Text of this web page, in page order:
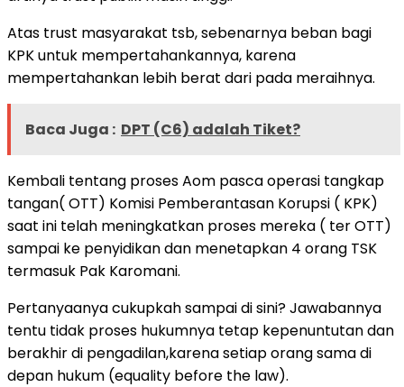
Atas trust masyarakat tsb, sebenarnya beban bagi
KPK untuk mempertahankannya, karena
mempertahankan lebih berat dari pada meraihnya.
Baca Juga : DPT (C6) adalah Tiket?
Kembali tentang proses Aom pasca operasi tangkap
tangan( OTT) Komisi Pemberantasan Korupsi ( KPK)
saat ini telah meningkatkan proses mereka ( ter OTT)
sampai ke penyidikan dan menetapkan 4 orang TSK
termasuk Pak Karomani.
Pertanyaanya cukupkah sampai di sini? Jawabannya
tentu tidak proses hukumnya tetap kepenuntutan dan
berakhir di pengadilan,karena setiap orang sama di
depan hukum (equality before the law).